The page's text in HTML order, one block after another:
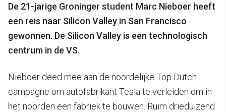
De 21-jarige Groninger student Marc Nieboer heeft
een reis naar Silicon Valley in San Francisco
gewonnen. De Silicon Valley is een technologisch
centrum in de VS.
Nieboer deed mee aan de noordelijke Top Dutch
campagne om autofabrikant Tesla te verleiden om in
het noorden een fabriek te bouwen. Ruim drieduizend